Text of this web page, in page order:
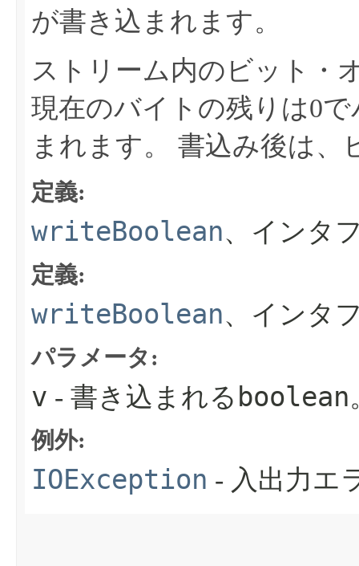
が書き込まれます。
ストリーム内のビット・
現在のバイトの残りは0
まれます。
書込み後は、
定義:
writeBoolean、インタ
定義:
writeBoolean、インタ
パラメータ:
v - 書き込まれる boolean
例外:
IOException - 入出力エ